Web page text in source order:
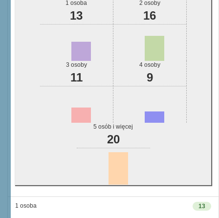
1 osoba
13
2 osoby
16
3 osoby
11
4 osoby
9
5 osób i więcej
20
13
1 osoba